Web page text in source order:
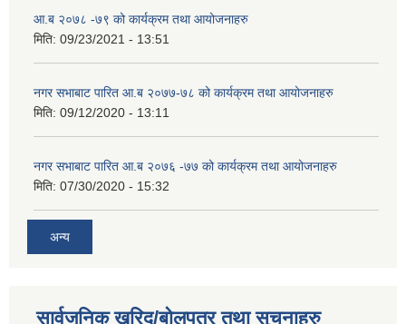
आ.ब २०७८ -७९ को कार्यक्रम तथा आयोजनाहरु
मिति: 09/23/2021 - 13:51
नगर सभाबाट पारित आ.ब २०७७-७८ को कार्यक्रम तथा आयोजनाहरु
मिति: 09/12/2020 - 13:11
नगर सभाबाट पारित आ.ब २०७६ -७७ को कार्यक्रम तथा आयोजनाहरु
मिति: 07/30/2020 - 15:32
अन्य
सार्वजनिक खरिद/बोलपत्र तथा सुचनाहरु